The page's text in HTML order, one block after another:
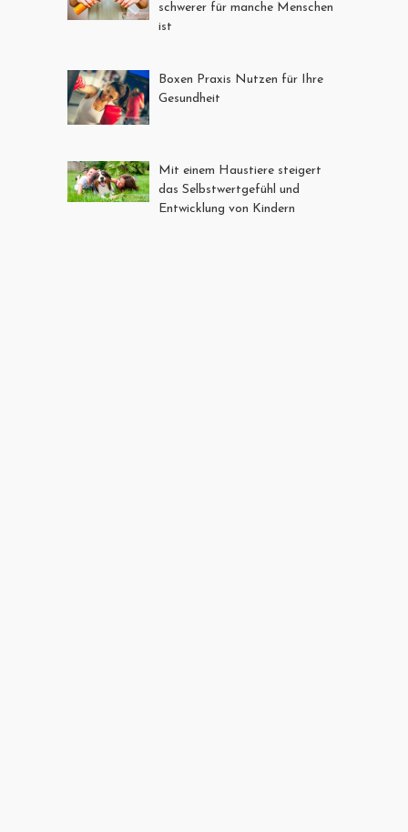
schwerer für manche Menschen
ist
Boxen Praxis Nutzen für Ihre
Gesundheit
Mit einem Haustiere steigert
das Selbstwertgefühl und
Entwicklung von Kindern